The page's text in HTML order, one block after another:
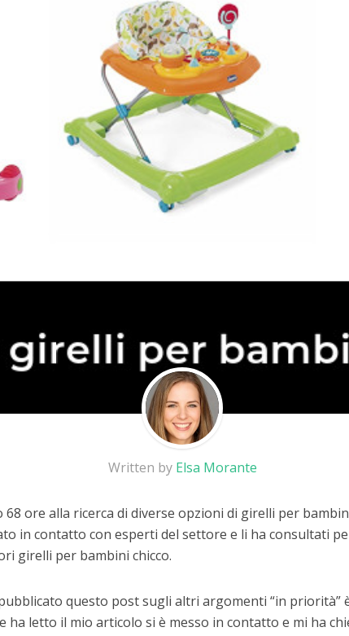
Written by Elsa Morante
ore alla ricerca di diverse opzioni di girelli per
in contatto con esperti del settore e li ha consultati
girelli per bambini chicco.
questo post sugli altri argomenti “in priorità”
ha letto il mio articolo si è messo in contatto e mi ha